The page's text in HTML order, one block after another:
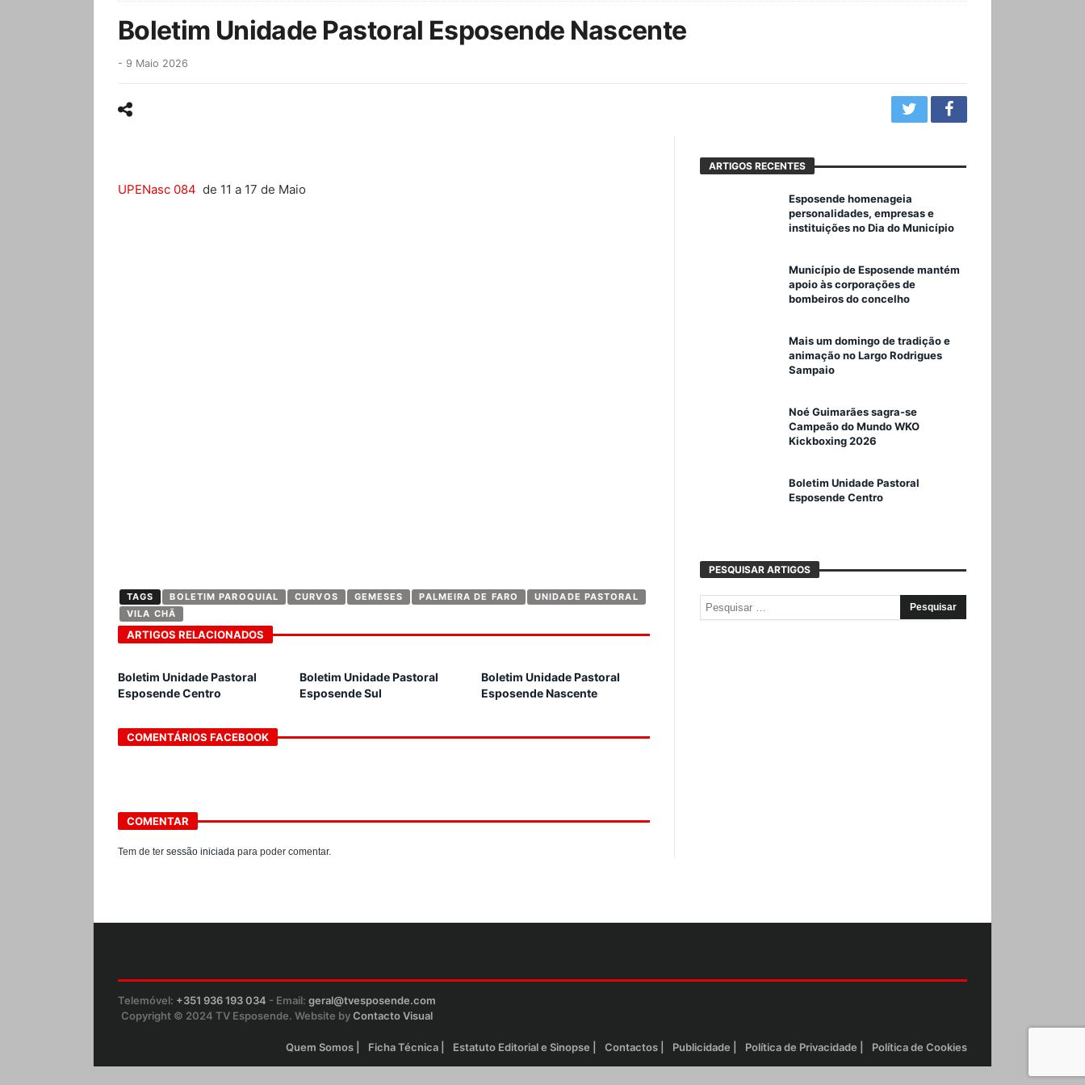
Boletim Unidade Pastoral Esposende Nascente
- 9 Maio 2026
UPENasc 084 de 11 a 17 de Maio
TAGS BOLETIM PAROQUIAL CURVOS GEMESES PALMEIRA DE FARO
UNIDADE PASTORAL
VILA CHÃ
ARTIGOS RELACIONADOS
Boletim Unidade Pastoral
Esposende Centro
Boletim Unidade Pastoral
Esposende Sul
Boletim Unidade Pastoral
Esposende Nascente
COMENTÁRIOS FACEBOOK
COMENTAR
Tem de ter sessão iniciada para poder comentar.
ARTIGOS RECENTES
Esposende homenageia
personalidades, empresas e
instituições no Dia do Município
Município de Esposende mantém
apoio às corporações de
bombeiros do concelho
Mais um domingo de tradição e
animação no Largo Rodrigues
Sampaio
Noé Guimarães sagra-se
Campeão do Mundo WKO
Kickboxing 2026
Boletim Unidade Pastoral
Esposende Centro
PESQUISAR ARTIGOS
Telemóvel: +351 936 193 034 - Email: geral@tvesposende.com
Copyright © 2024 TV Esposende. Website byContacto Visual
Quem Somos Ficha Técnica Estatuto Editorial e Sinopse Contactos Publicidade Política de Privacidade Política de Cookies